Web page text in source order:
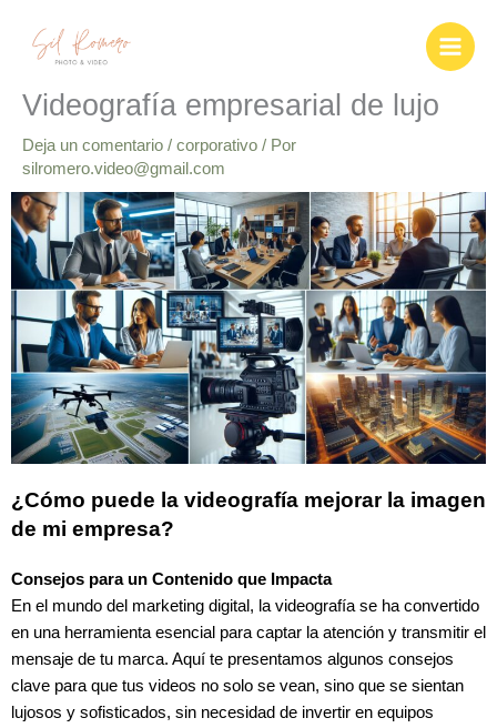
contenido
Videografía empresarial de lujo
Deja un comentario / corporativo / Por
silromero.video@gmail.com
¿Cómo puede la videografía mejorar la imagen
de mi empresa?
Consejos para un Contenido que Impacta
En el mundo del marketing digital, la videografía se ha convertido
en una herramienta esencial para captar la atención y transmitir el
mensaje de tu marca. Aquí te presentamos algunos consejos
clave para que tus videos no solo se vean, sino que se sientan
lujosos y sofisticados, sin necesidad de invertir en equipos